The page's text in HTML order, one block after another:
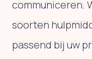
communiceren.
soorten
passend bij uw